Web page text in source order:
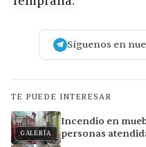
Síguenos en
TE PUEDE INTERESAR
GALERÍA
Incendio en
personas